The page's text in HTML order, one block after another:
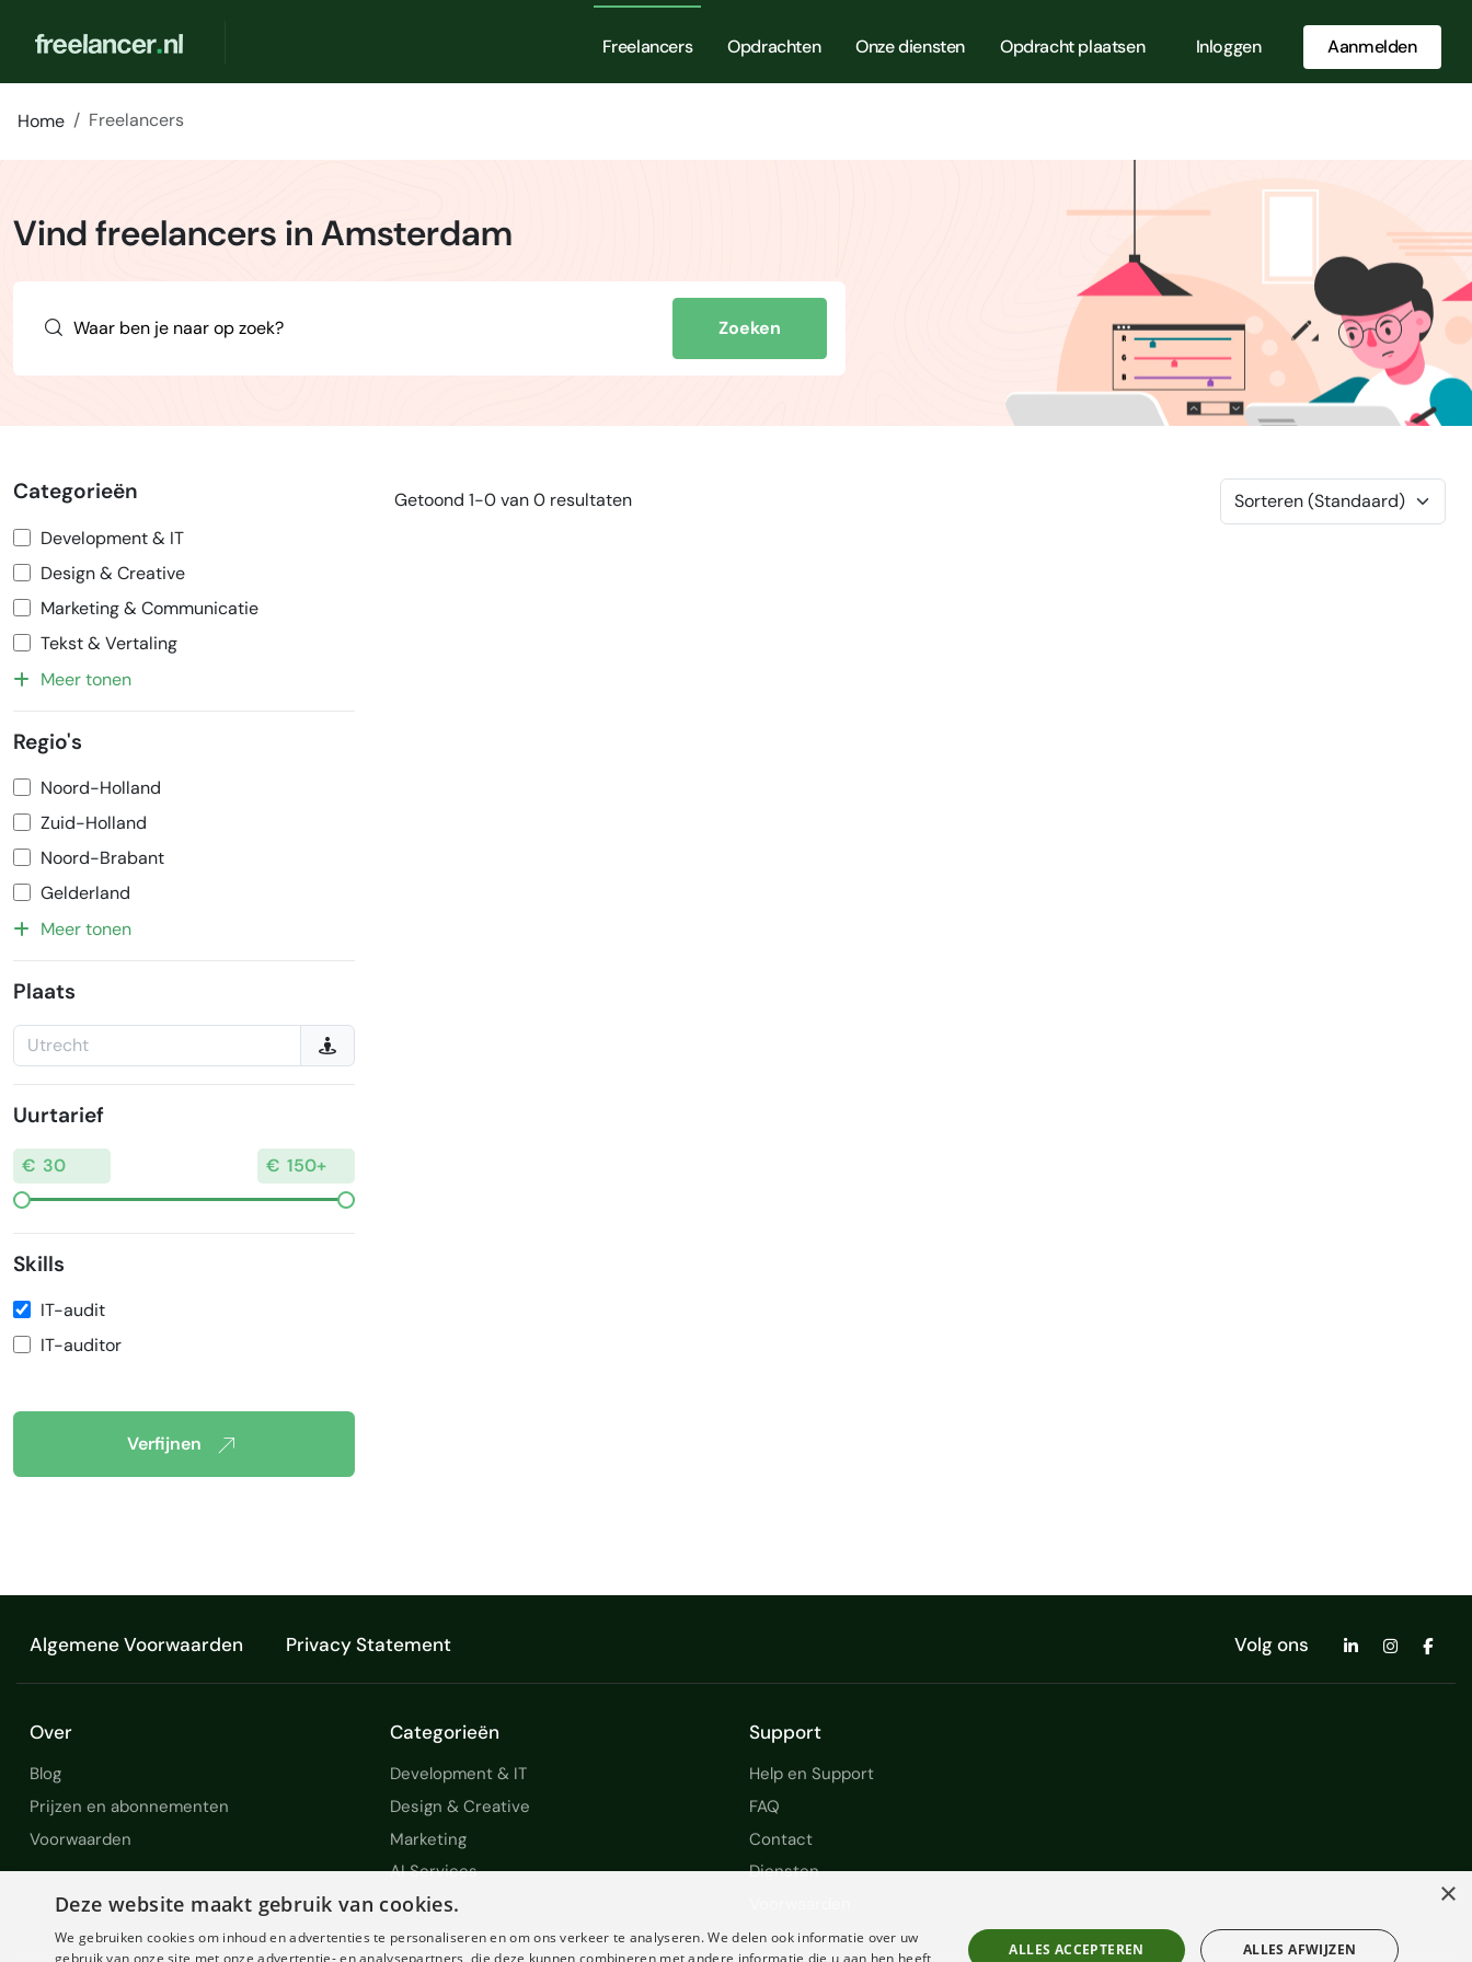
Freelancers Opdrachten Onze diensten Opdracht plaatsen Inloggen Aanmelden
Home Freelancers
Vind freelancers in Amsterdam
Zoeken
Categorieën
Development & IT
Design & Creative
Marketing & Communicatie
Tekst & Vertaling
Meer tonen
Regio's
Noord-Holland
Zuid-Holland
Noord-Brabant
Gelderland
Meer tonen
Plaats
Uurtarief
Skills
IT-audit
IT-auditor
Verfijnen
Getoond 1-0 van 0 resultaten
Algemene Voorwaarden Privacy Statement Volg ons
Over
Blog
Prijzen en abonnementen
Voorwaarden
Categorieën
Development & IT
Design & Creative
Marketing
AI Services
Support
Help en Support
FAQ
Contact
Diensten
×
Deze website maakt gebruik van cookies.
We gebruiken cookies om inhoud en advertenties te personaliseren en om ons verkeer te analyseren. We delen ook informatie over uw
gebruik van onze site met onze advertentie- en analysepartners, die deze kunnen combineren met andere informatie die u aan hen heeft
ALLES ACCEPTEREN ALLES AFWIJZEN